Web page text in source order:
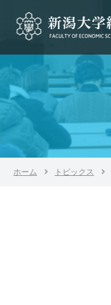
ホーム トピックス